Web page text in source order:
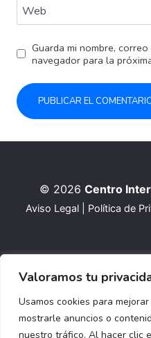
Valoramos tu
Usamos cookies para
mostrarle anuncios o
nuestro tráfico. Al hacer clic
Web
Guarda mi nombre,
navegador para la
© 2026 Centro
Aviso Legal Política de